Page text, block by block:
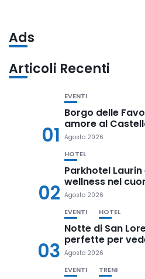
Ads
Articoli Recenti
01
EVENTI
Borgo delle
amore al
Agosto 2026
02
HOTEL
Parkhotel
wellness nel
Agosto 2026
03
EVENTI HOTEL
Notte di San
perfette per
Agosto 2026
EVENTI TRENI